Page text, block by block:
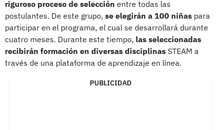
riguroso proceso de selección entre todas las
postulantes. De este grupo, se elegirán a 100 niñas para
participar en el programa, el cual se desarrollará durante
cuatro meses. Durante este tiempo, las seleccionadas
recibirán formación en diversas disciplinas STEAM a
través de una plataforma de aprendizaje en línea.
PUBLICIDAD